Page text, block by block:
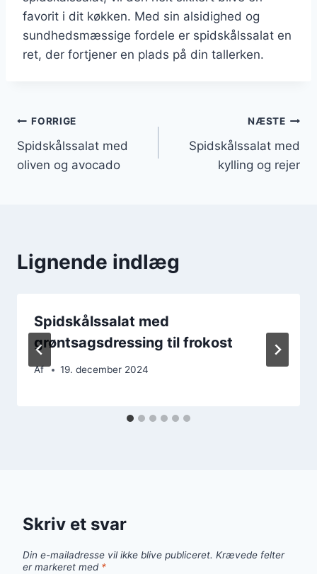
favorit i dit køkken. Med sin alsidighed og
sundhedsmæssige fordele er spidskålssalat en
ret, der fortjener en plads på din tallerken.
Indlægsnavigation
FORRIGE
Spidskålssalat med
oliven og avocado
NÆSTE
Spidskålssalat med
kylling og rejer
Lignende indlæg
Spidskålssalat med
grøntsagsdressing til frokost
Af 19. december 2024
Skriv et svar
Din e-mailadresse vil ikke blive publiceret. Krævede felter
er markeret med *